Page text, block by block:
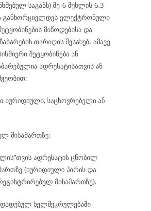
საგანს) მე-6 მუხლის 6.3
განხორციელდეს ელექტრონული
მიწოდებისა და
თარიღის შესახებ. ამავე
შეტყობინება ან
ადრესატისათვის ან
იურიდიული, საცხოვრებელი ან
მისამართზე;
ადრესატის ცნობილ
(იურიდიული პირის და
მისამართზე).
დადებულ ხელშეკრულებაში